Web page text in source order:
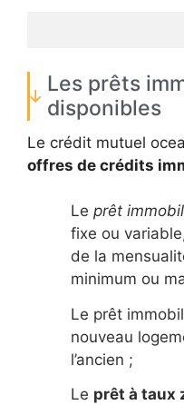
Les prêts
disponibles
Le crédit mutuel
offres de crédits
Le prêt
fixe ou
de la
minimum ou
Le prêt
nouveau
l’ancien ;
Le prêt à taux